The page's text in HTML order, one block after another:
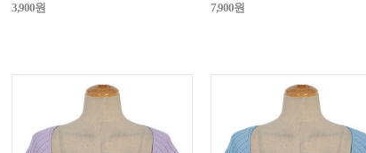
3,900원 7,900원